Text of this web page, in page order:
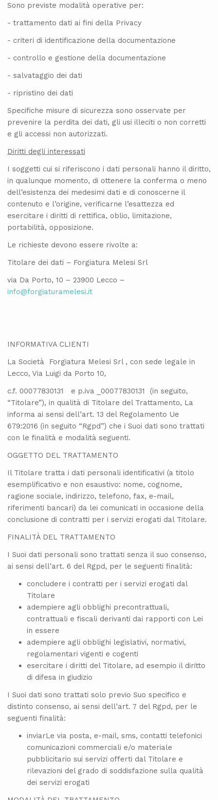
Sono previste modalità operative per:
- trattamento dati ai fini della Privacy
- criteri di identificazione della documentazione
- controllo e gestione della documentazione
- salvataggio dei dati
- ripristino dei dati
Specifiche misure di sicurezza sono osservate per
prevenire la perdita dei dati, gli usi illeciti o non corretti
e gli accessi non autorizzati.
Diritti degli interessati
I soggetti cui si riferiscono i dati personali hanno il diritto,
in qualunque momento, di ottenere la conferma o meno
dell’esistenza dei medesimi dati e di conoscerne il
contenuto e l’origine, verificarne l’esattezza ed
esercitare i diritti di rettifica, oblio, limitazione,
portabilità, opposizione.
Le richieste devono essere rivolte a:
Titolare dei dati – Forgiatura Melesi Srl
via Da Porto, 10 – 23900 Lecco –
info@forgiaturamelesi.it
INFORMATIVA CLIENTI
La Società Forgiatura Melesi Srl , con sede legale in
Lecco, Via Luigi da Porto 10,
c.f. 00077830131 e p.iva _00077830131 (in seguito,
“Titolare”), in qualità di Titolare del Trattamento, La
informa ai sensi dell’art. 13 del Regolamento Ue
679:2016 (in seguito “Rgpd”) che i Suoi dati sono trattati
con le finalità e modalità seguenti.
OGGETTO DEL TRATTAMENTO
Il Titolare tratta i dati personali identificativi (a titolo
esemplificativo e non esaustivo: nome, cognome,
ragione sociale, indirizzo, telefono, fax, e-mail,
riferimenti bancari) da lei comunicati in occasione della
conclusione di contratti per i servizi erogati dal Titolare.
FINALITÀ DEL TRATTAMENTO
I Suoi dati personali sono trattati senza il suo consenso,
ai sensi dell’art. 6 del Rgpd, per le seguenti finalità:
concludere i contratti per i servizi erogati dal
Titolare
adempiere agli obblighi precontrattuali,
contrattuali e fiscali derivanti dai rapporti con Lei
in essere
adempiere agli obblighi legislativi, normativi,
regolamentari vigenti e cogenti
esercitare i diritti del Titolare, ad esempio il diritto
di difesa in giudizio
I Suoi dati sono trattati solo previo Suo specifico e
distinto consenso, ai sensi dell’art. 7 del Rgpd, per le
seguenti finalità:
inviarLe via posta, e-mail, sms, contatti telefonici
comunicazioni commerciali e/o materiale
pubblicitario sui servizi offerti dal Titolare e
rilevazioni del grado di soddisfazione sulla qualità
dei servizi erogati